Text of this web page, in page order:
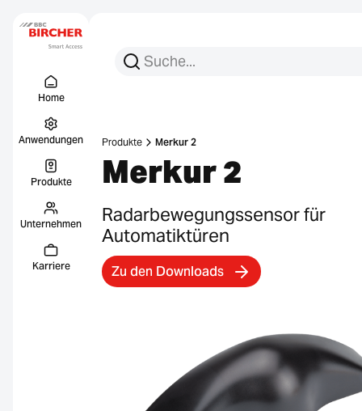
Home
Anwendungen
Produkte
Unternehmen
Karriere
Suchen Sie nach:
Suche
Produkte Merkur 2
Merkur 2
Radarbewegungssensor für
Automatiktüren
Zu den Downloads